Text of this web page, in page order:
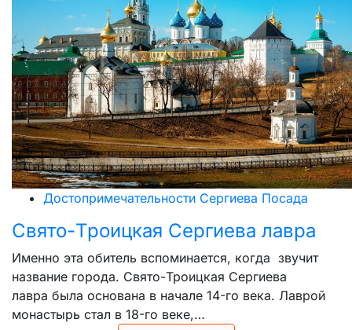
Достопримечательности Сергиева Посада
Свято-Троицкая Сергиева лавра
Именно эта обитель вспоминается, когда звучит
название города. Свято-Троицкая Сергиева
лавра была основана в начале 14-го века. Лаврой
монастырь стал в 18-го веке,…